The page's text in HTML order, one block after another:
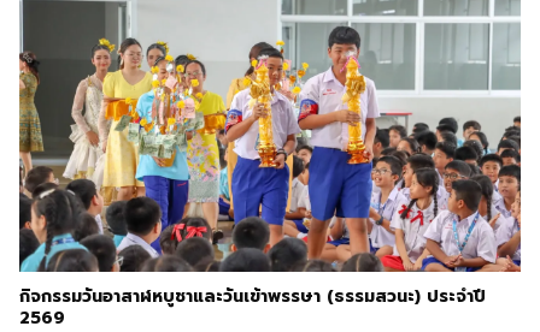
กิจกรรมวันอาสาฬหบูชาและวันเข้าพรรษา (ธรรมสวนะ) ประจำปี
2569